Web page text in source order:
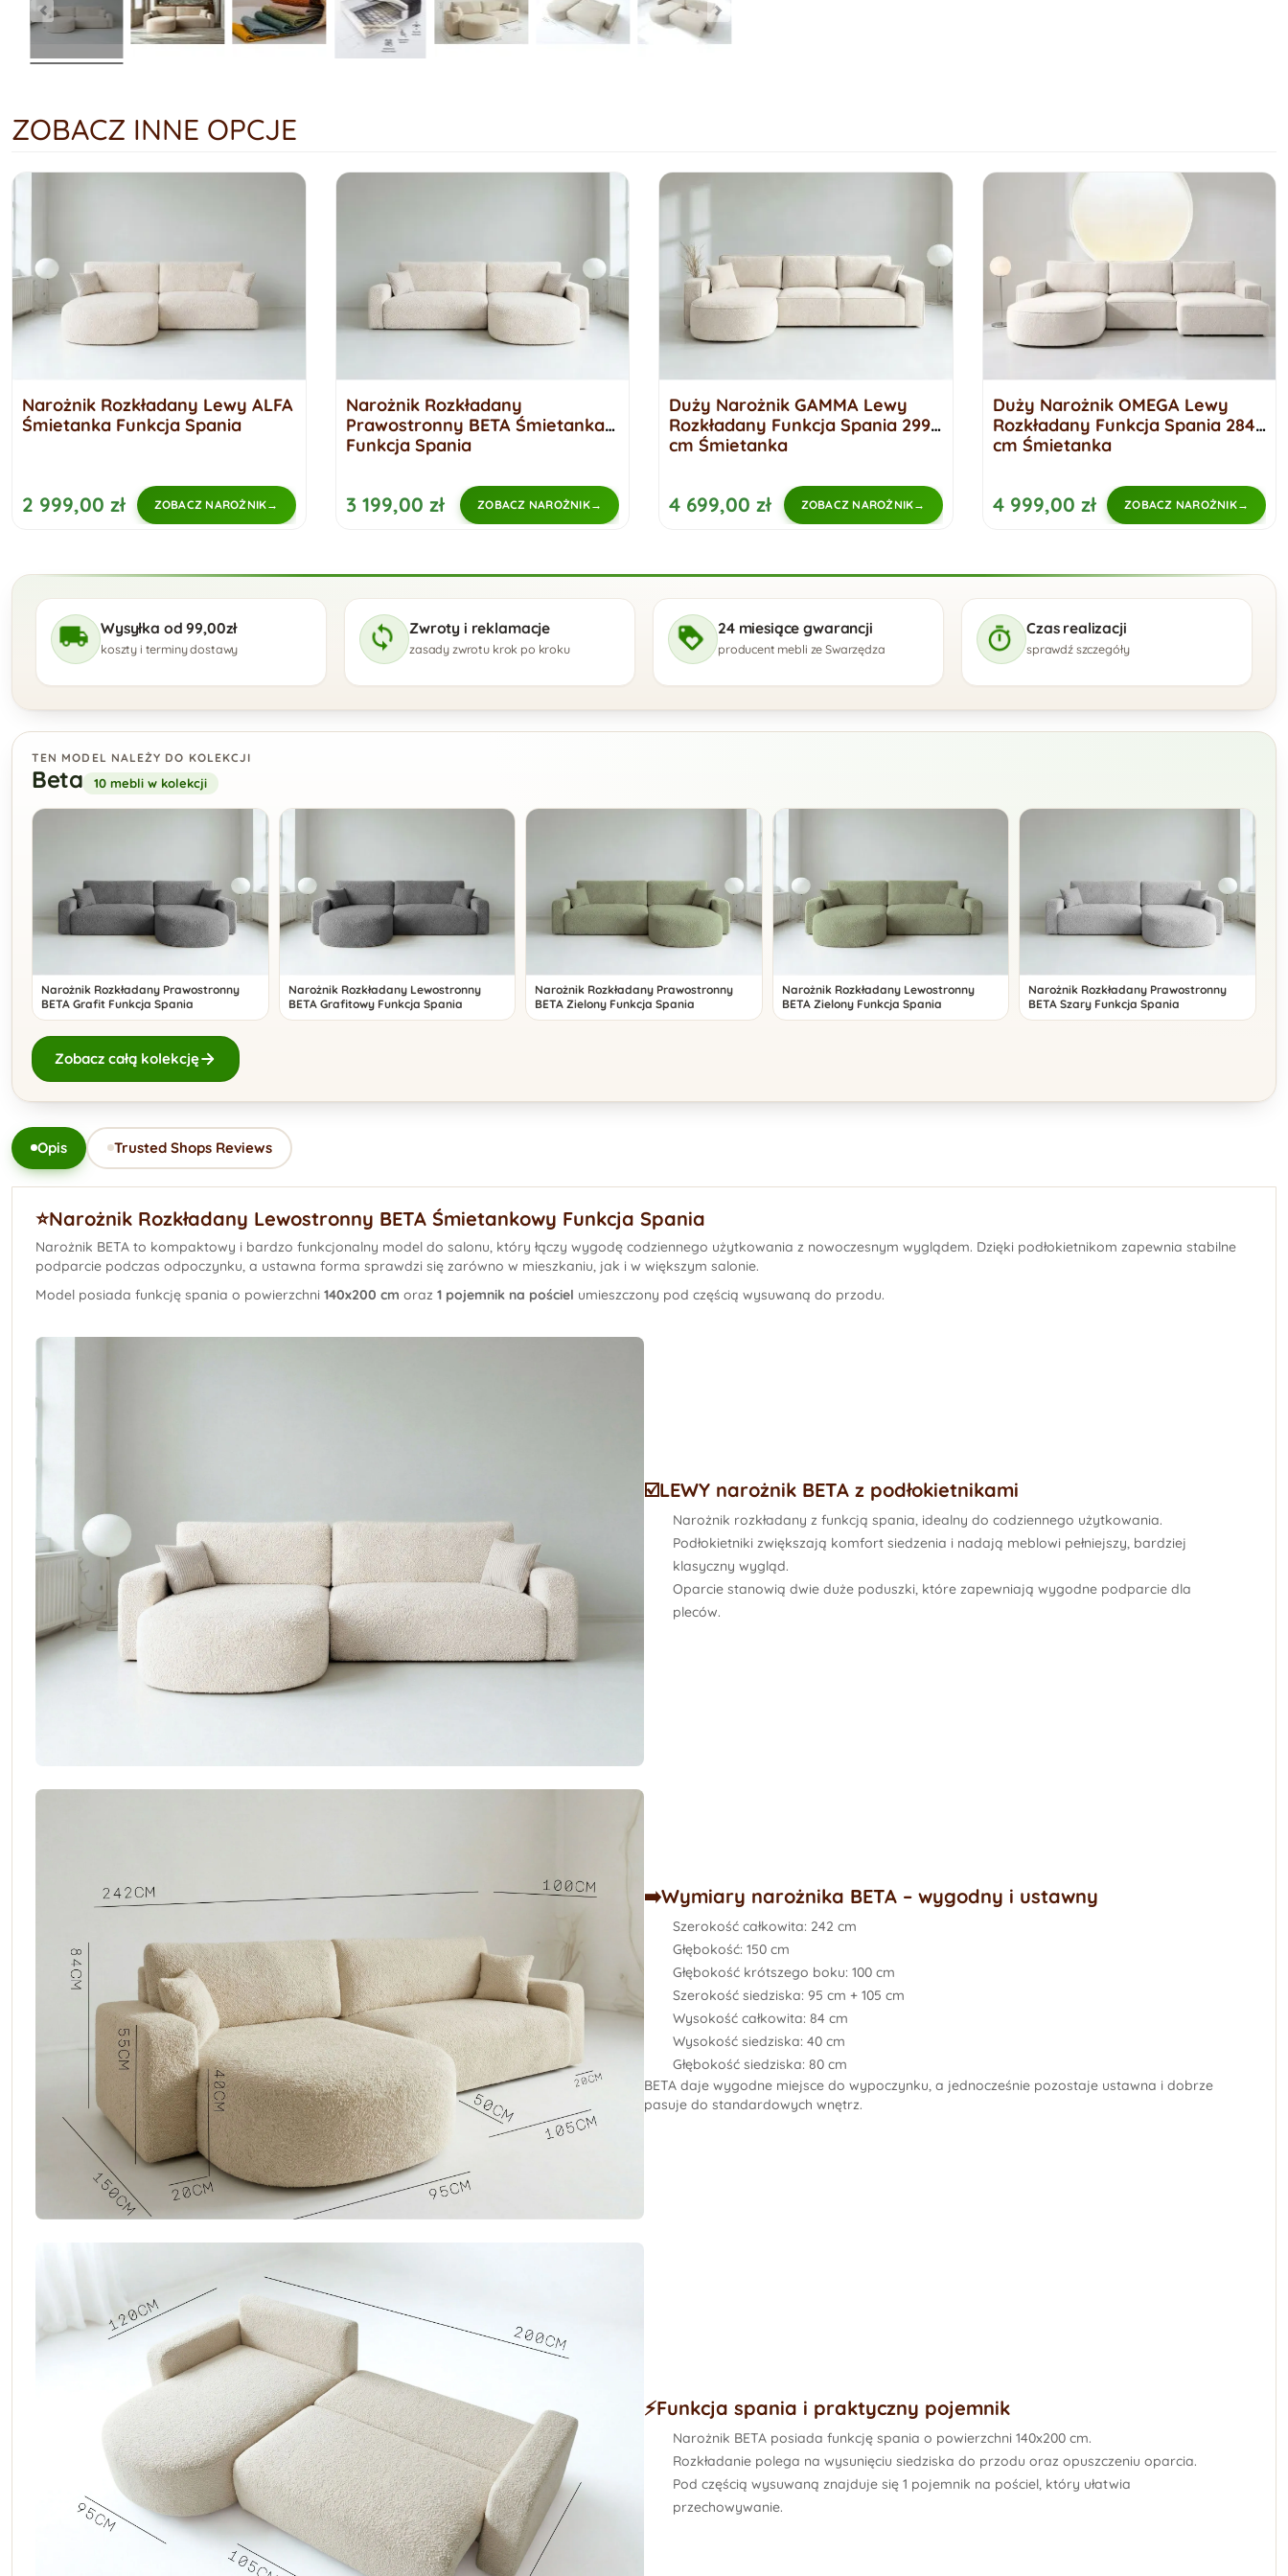
ZOBACZ INNE OPCJE
Narożnik Rozkładany Lewy ALFA
Śmietanka Funkcja Spania
2 999,00 zł ZOBACZ NAROŻNIK
Narożnik Rozkładany
Prawostronny BETA Śmietanka
Funkcja Spania
3 199,00 zł ZOBACZ NAROŻNIK
Duży Narożnik GAMMA Lewy
Rozkładany Funkcja Spania 299
cm Śmietanka
4 699,00 zł ZOBACZ NAROŻNIK
Duży Narożnik OMEGA Lewy
Rozkładany Funkcja Spania 284
cm Śmietanka
4 999,00 zł ZOBACZ NAROŻNIK
Wysyłka od 99,00zł
koszty i terminy dostawy
Zwroty i reklamacje
zasady zwrotu krok po kroku
24 miesiące gwarancji
producent mebli ze Swarzędza
Czas realizacji
sprawdź szczegóły
TEN MODEL NALEŻY DO KOLEKCJI
Beta 10 mebli w kolekcji
Narożnik Rozkładany Prawostronny
BETA Grafit Funkcja Spania
Narożnik Rozkładany Lewostronny
BETA Grafitowy Funkcja Spania
Narożnik Rozkładany Prawostronny
BETA Zielony Funkcja Spania
Narożnik Rozkładany Lewostronny
BETA Zielony Funkcja Spania
Narożnik Rozkładany Prawostronny
BETA Szary Funkcja Spania
Zobacz całą kolekcję
Opis Trusted Shops Reviews
⭐️Narożnik Rozkładany Lewostronny BETA Śmietankowy Funkcja Spania
Narożnik BETA to kompaktowy i bardzo funkcjonalny model do salonu, który łączy wygodę codziennego użytkowania z nowoczesnym wyglądem. Dzięki podłokietnikom zapewnia stabilne
podparcie podczas odpoczynku, a ustawna forma sprawdzi się zarówno w mieszkaniu, jak i w większym salonie.
Model posiada funkcję spania o powierzchni 140x200 cm oraz 1 pojemnik na pościel umieszczony pod częścią wysuwaną do przodu.
☑️LEWY narożnik BETA z podłokietnikami
Narożnik rozkładany z funkcją spania, idealny do codziennego użytkowania.
Podłokietniki zwiększają komfort siedzenia i nadają meblowi pełniejszy, bardziej
klasyczny wygląd.
Oparcie stanowią dwie duże poduszki, które zapewniają wygodne podparcie dla
pleców.
➡️Wymiary narożnika BETA – wygodny i ustawny
Szerokość całkowita: 242 cm
Głębokość: 150 cm
Głębokość krótszego boku: 100 cm
Szerokość siedziska: 95 cm + 105 cm
Wysokość całkowita: 84 cm
Wysokość siedziska: 40 cm
Głębokość siedziska: 80 cm
BETA daje wygodne miejsce do wypoczynku, a jednocześnie pozostaje ustawna i dobrze
pasuje do standardowych wnętrz.
⚡️Funkcja spania i praktyczny pojemnik
Narożnik BETA posiada funkcję spania o powierzchni 140x200 cm.
Rozkładanie polega na wysunięciu siedziska do przodu oraz opuszczeniu oparcia.
Pod częścią wysuwaną znajduje się 1 pojemnik na pościel, który ułatwia
przechowywanie.